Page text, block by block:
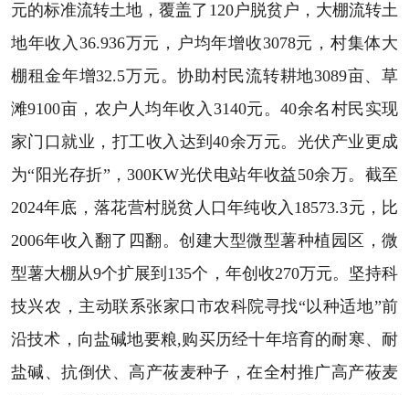
元的标准流转土地，覆盖了120户脱贫户，大棚流转土
地年收入36.936万元，户均年增收3078元，村集体大
棚租金年增32.5万元。协助村民流转耕地3089亩、草
滩9100亩，农户人均年收入3140元。40余名村民实现
家门口就业，打工收入达到40余万元。光伏产业更成
为“阳光存折”，300KW光伏电站年收益50余万。截至
2024年底，落花营村脱贫人口年纯收入18573.3元，比
2006年收入翻了四翻。创建大型微型薯种植园区，微
型薯大棚从9个扩展到135个，年创收270万元。坚持科
技兴农，主动联系张家口市农科院寻找“以种适地”前
沿技术，向盐碱地要粮,购买历经十年培育的耐寒、耐
盐碱、抗倒伏、高产莜麦种子，在全村推广高产莜麦